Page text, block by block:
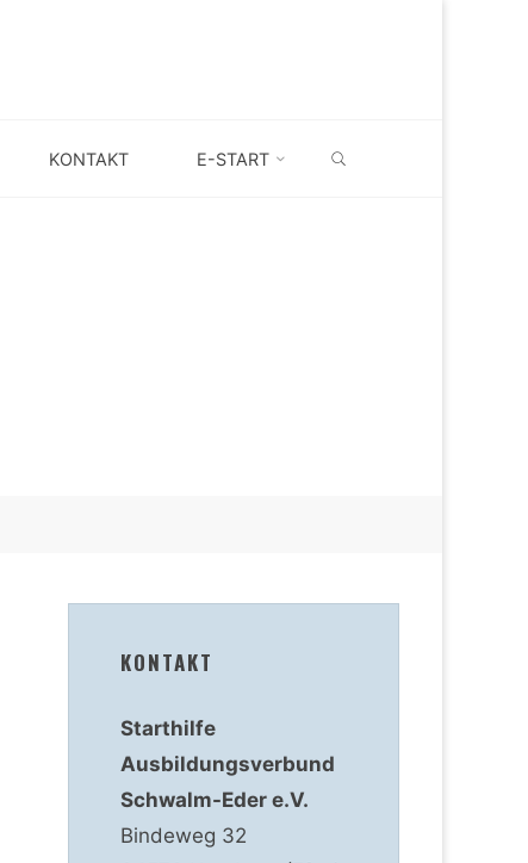
KONTAKT E-START
KONTAKT
Starthilfe
Ausbildungsverbund
Schwalm-Eder e.V.
Bindeweg 32